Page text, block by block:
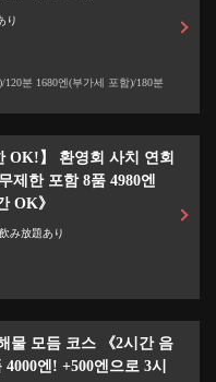
り
분 1680엔(부가세 포함)/180분
OK!】 환영회 사치 연회
제한 포함 8품 4980엔
OK》
飲み放題あり
물 모듬 코스 《2시간 음
엔! +500엔으로 3시